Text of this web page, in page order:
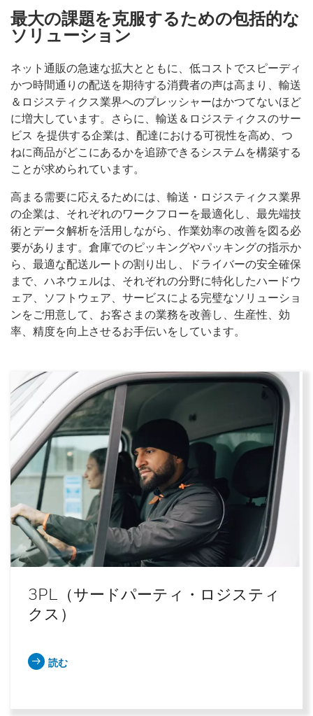
最大の課題を克服するための包括的な
ソリューション
ネット通販の急速な拡大とともに、低コストでスピーディ
かつ時間通りの配送を期待する消費者の声は高まり、輸送
＆ロジスティクス業界へのプレッシャーはかつてないほど
に増大しています。さらに、輸送＆ロジスティクスのサー
ビス を提供する企業は、配達における可視性を高め、つ
ねに商品がどこにあるかを追跡できるシステムを構築する
ことが求められています。
高まる需要に応えるためには、輸送・ロジスティクス業界
の企業は、それぞれのワークフローを最適化し、最先端技
術とデータ解析を活用しながら、作業効率の改善を図る必
要があります。倉庫でのピッキングやパッキングの指示か
ら、最適な配送ルートの割り出し、ドライバーの安全確保
まで、ハネウェルは、それぞれの分野に特化したハードウ
ェア、ソフトウェア、サービスによる完璧なソリューショ
ンをご用意して、お客さまの業務を改善し、生産性、効
率、精度を向上させるお手伝いをしています。
3PL（サードパーティ・ロジスティ
クス）
読む